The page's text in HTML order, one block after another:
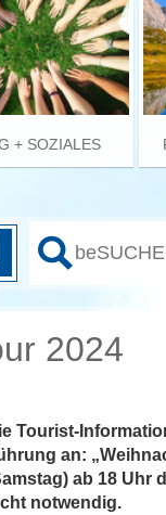
+ SOZIALES
2024
Tourist-
an:
ab 18 Uhr
notwendig.